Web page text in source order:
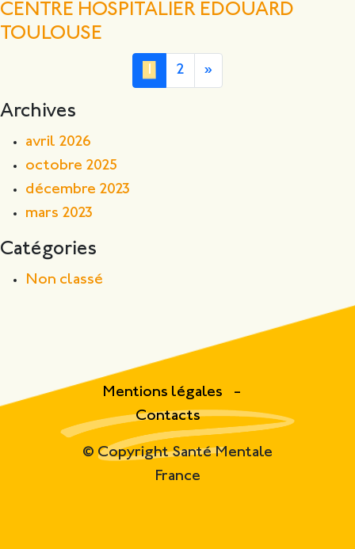
CENTRE HOSPITALIER EDOUARD
TOULOUSE
2 »
Archives
avril 2026
octobre 2025
décembre 2023
mars 2023
Catégories
Non classé
Mentions légales
Contacts
© Copyright Santé Mentale
France